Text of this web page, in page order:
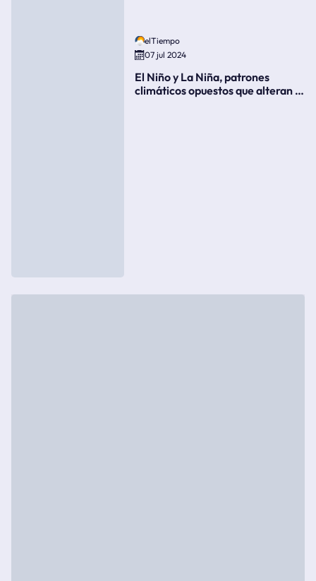
elTiempo
07 jul 2024
El Niño y La Niña, patrones
climáticos opuestos que alteran la